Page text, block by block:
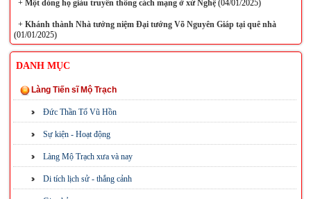
+Một dòng họ giàu truyền thống cách mạng ở xứ Nghệ(04/01/2025)
+Khánh thành Nhà tưởng niệm Đại tướng Võ Nguyên Giáp tại quê nhà
(01/01/2025)
DANH MỤC
Làng Tiến sĩ Mộ Trạch
Đức Thần Tổ Vũ Hồn
Sự kiện - Hoạt động
Làng Mộ Trạch xưa và nay
Di tích lịch sử - thắng cảnh